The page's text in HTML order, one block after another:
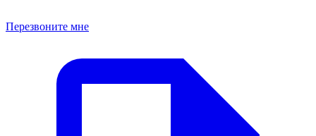
Перезвоните мне